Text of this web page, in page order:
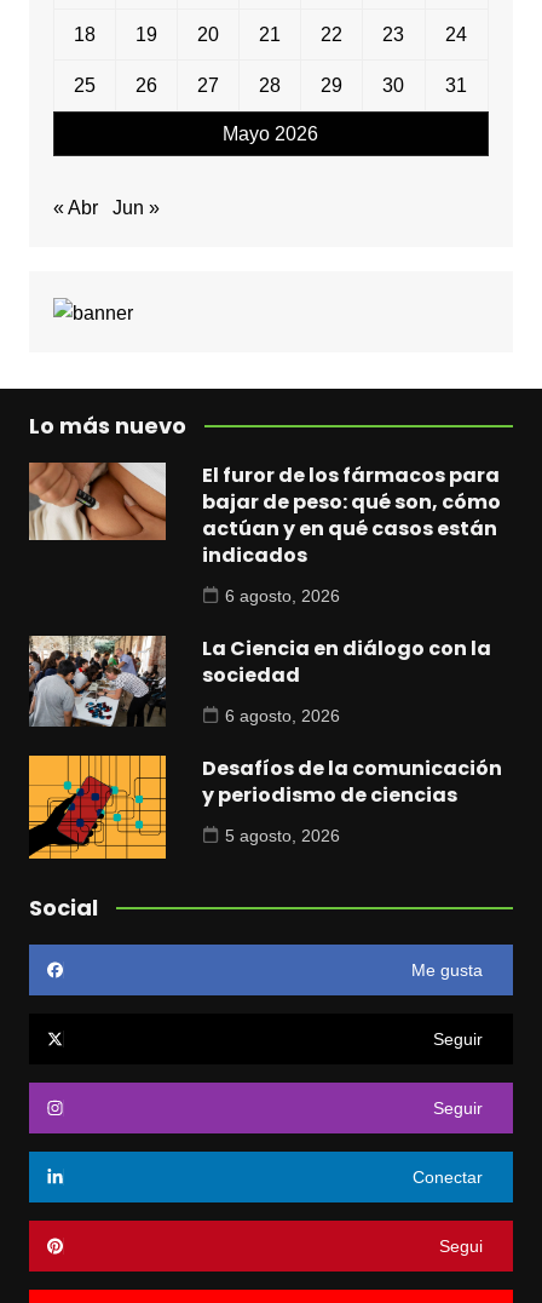
Mayo 2026
18 19 20 21 22 23 24
25 26 27 28 29 30 31
« Abr Jun »
Lo más nuevo
El furor de los fármacos para
bajar de peso: qué son, cómo
actúan y en qué casos están
indicados
6 agosto, 2026
La Ciencia en diálogo con la
sociedad
6 agosto, 2026
Desafíos de la comunicación
y periodismo de ciencias
5 agosto, 2026
Social
Me gusta
Seguir
Seguir
Conectar
Segui